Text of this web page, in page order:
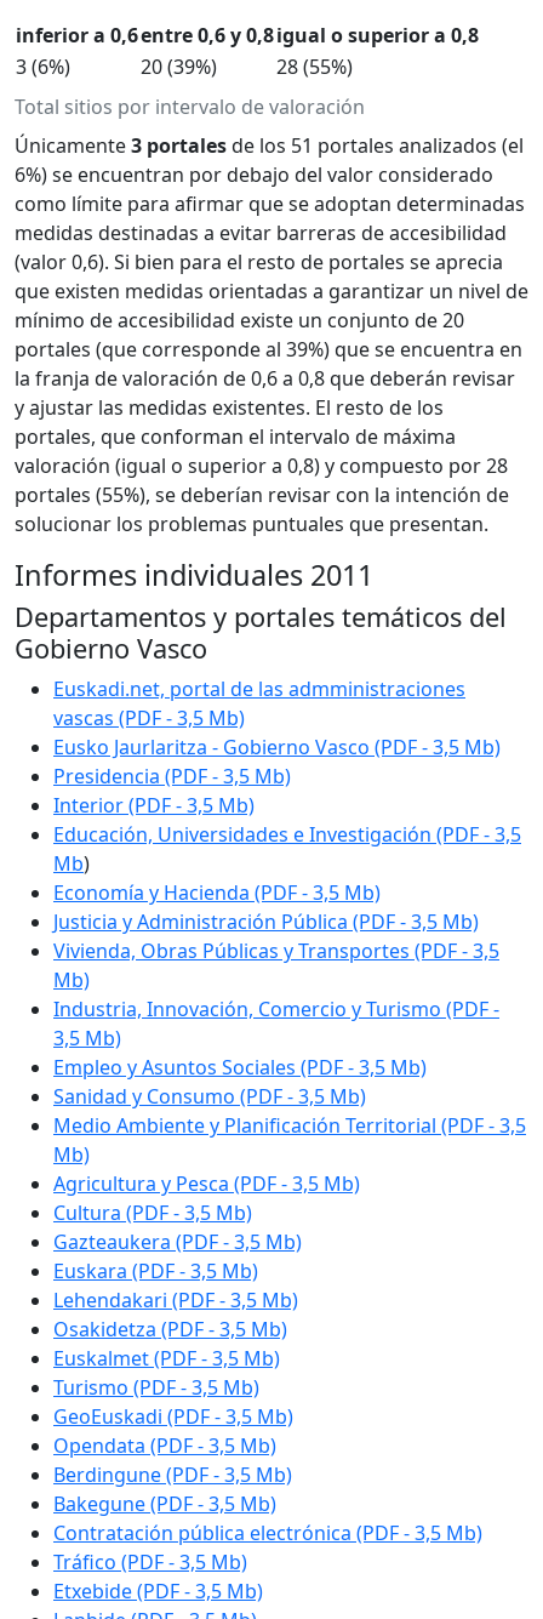
Total sitios por intervalo de valoración
inferior a 0,6entre 0,6 y 0,8igual o superior a 0,8
3 (6%)
20 (39%) 28 (55%)
Únicamente3 portalesde los 51 portales analizados (el
6%) se encuentran por debajo del valor considerado
como límite para afirmar que se adoptan determinadas
medidas destinadas a evitar barreras de accesibilidad
(valor 0,6). Si bien para el resto de portales se aprecia
que existen medidas orientadas a garantizar un nivel de
mínimo de accesibilidad existe un conjunto de 20
portales (que corresponde al 39%) que se encuentra en
la franja de valoración de 0,6 a 0,8 que deberán revisar
y ajustar las medidas existentes. El resto de los
portales, que conforman el intervalo de máxima
valoración (igual o superior a 0,8) y compuesto por 28
portales (55%), se deberían revisar con la intención de
solucionar los problemas puntuales que presentan.
Informes individuales 2011
Departamentos y portales temáticos del
Gobierno Vasco
Euskadi.net, portal de las admministraciones
vascas (PDF - 3,5 Mb)
Eusko Jaurlaritza - Gobierno Vasco (PDF - 3,5 Mb)
Presidencia (PDF - 3,5 Mb)
Interior (PDF - 3,5 Mb)
Educación, Universidades e Investigación (PDF - 3,5
Mb)
Economía y Hacienda (PDF - 3,5 Mb)
Justicia y Administración Pública (PDF - 3,5 Mb)
Vivienda, Obras Públicas y Transportes (PDF - 3,5
Mb)
Industria, Innovación, Comercio y Turismo (PDF -
3,5 Mb)
Empleo y Asuntos Sociales (PDF - 3,5 Mb)
Sanidad y Consumo (PDF - 3,5 Mb)
Medio Ambiente y Planificación Territorial (PDF - 3,5
Mb)
Agricultura y Pesca (PDF - 3,5 Mb)
Cultura (PDF - 3,5 Mb)
Gazteaukera (PDF - 3,5 Mb)
Euskara (PDF - 3,5 Mb)
Lehendakari (PDF - 3,5 Mb)
Osakidetza (PDF - 3,5 Mb)
Euskalmet (PDF - 3,5 Mb)
Turismo (PDF - 3,5 Mb)
GeoEuskadi (PDF - 3,5 Mb)
Opendata (PDF - 3,5 Mb)
Berdingune(PDF - 3,5 Mb)
Bakegune(PDF - 3,5 Mb)
Contratación pública electrónica (PDF - 3,5 Mb)
Tráfico (PDF - 3,5 Mb)
Etxebide(PDF - 3,5 Mb)